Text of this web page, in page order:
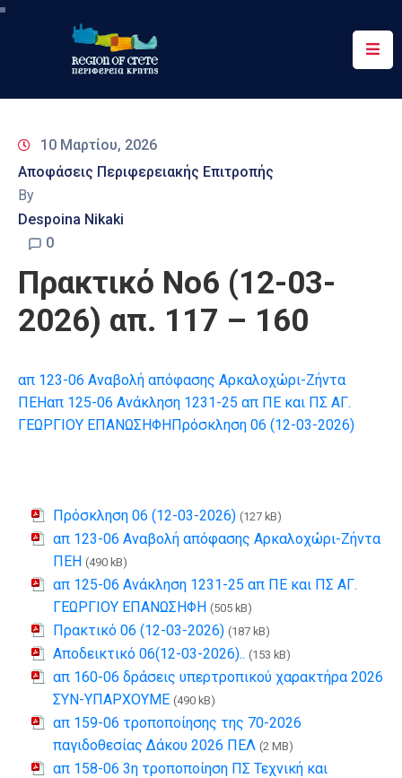
Περιφέρεια
&
Δράσεις
Ψηφιακές
Επικοινωνία
10 Μαρτίου, 2026
Αποφάσεις Περιφερειακής Επιτροπής
By
Despoina Nikaki
0
Πρακτικό Νο6 (12-03-
2026) απ. 117 – 160
απ 123-06 Αναβολή απόφασης Αρκαλοχώρι-Ζήντα
ΠΕΗαπ 125-06 Ανάκληση 1231-25 απ ΠΕ και ΠΣ ΑΓ.
ΓΕΩΡΓΙΟΥ ΕΠΑΝΩΣΗΦΗΠρόσκληση 06 (12-03-2026)
Πρόσκληση 06 (12-03-2026) (127 kB)
απ 123-06 Αναβολή απόφασης Αρκαλοχώρι-Ζήντα
ΠΕΗ (490 kB)
απ 125-06 Ανάκληση 1231-25 απ ΠΕ και ΠΣ ΑΓ.
ΓΕΩΡΓΙΟΥ ΕΠΑΝΩΣΗΦΗ (505 kB)
Πρακτικό 06 (12-03-2026) (187 kB)
Αποδεικτικό 06(12-03-2026).. (153 kB)
απ 160-06 δράσεις υπερτροπικού χαρακτήρα 2026
ΣΥΝ-ΥΠΑΡΧΟΥΜΕ (490 kB)
απ 159-06 τροποποίησης της 70-2026
παγιδοθεσίας Δάκου 2026 ΠΕΛ (2 MB)
απ 158-06 3η τροποποίηση ΠΣ Τεχνική και